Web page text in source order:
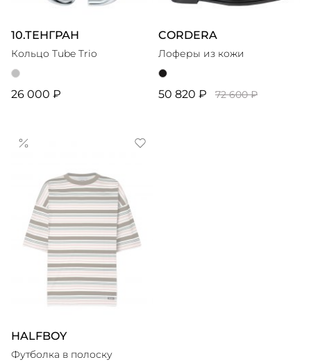
10.ТЕНГРАН
Кольцо Tube Trio
26 000 ₽
CORDERA
Лоферы из кожи
50 820 ₽ 72 600 ₽
HALFBOY
Футболка в полоску